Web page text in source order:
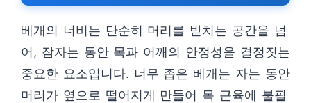
베개의 너비는 단순히 머리를 받치는 공간을 넘
어, 잠자는 동안 목과 어깨의 안정성을 결정짓는
중요한 요소입니다. 너무 좁은 베개는 자는 동안
머리가 옆으로 떨어지게 만들어 목 근육에 불필